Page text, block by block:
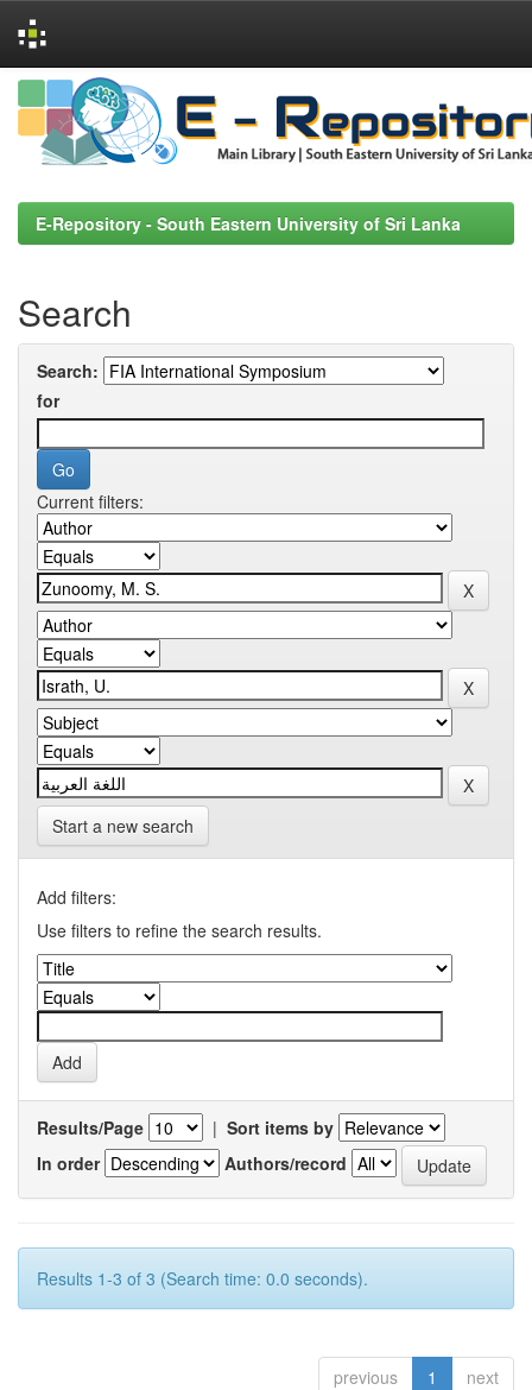
Skip
navigation
E-Repository - South Eastern University of Sri Lanka
Search
Search:
for
Current filters:
Start a new search
Add filters:
Use filters to refine the search results.
Results/Page | Sort items by
In order
Authors/record
Results 1-3 of 3 (Search time: 0.0 seconds).
previous 1 next